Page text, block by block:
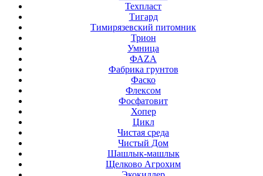
Техпласт
Тигард
Тимирязевский питомник
Трион
Умница
ФАZА
Фабрика грунтов
Фаско
Флексом
Фосфатовит
Хопер
Цикл
Чистая среда
Чистый Дом
Шашлык-машлык
Щелково Агрохим